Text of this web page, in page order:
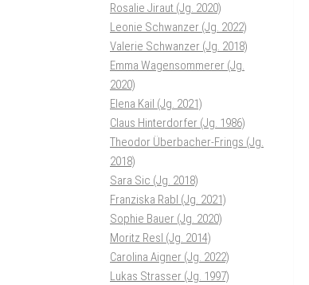
Rosalie Jiraut (Jg. 2020)
Leonie Schwanzer (Jg. 2022)
Valerie Schwanzer (Jg. 2018)
Emma Wagensommerer (Jg.
2020)
Elena Kail (Jg. 2021)
Claus Hinterdorfer (Jg. 1986)
Theodor Überbacher-Frings (Jg.
2018)
Sara Sic (Jg. 2018)
Franziska Rabl (Jg. 2021)
Sophie Bauer (Jg. 2020)
Moritz Resl (Jg. 2014)
Carolina Aigner (Jg. 2022)
Lukas Strasser (Jg. 1997)